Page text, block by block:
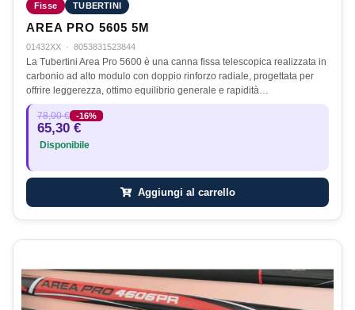
Fisse TUBERTINI
AREA PRO 5605 5M
01432XX · 8053831523844
La Tubertini Area Pro 5600 è una canna fissa telescopica realizzata in
carbonio ad alto modulo con doppio rinforzo radiale, progettata per
offrire leggerezza, ottimo equilibrio generale e rapidità…
78,00 € -16%
65,30 €
Disponibile
Aggiungi al carrello